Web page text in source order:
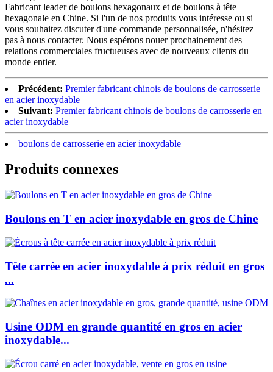
Fabricant leader de boulons hexagonaux et de boulons à tête
hexagonale en Chine. Si l'un de nos produits vous intéresse ou si
vous souhaitez discuter d'une commande personnalisée, n'hésitez
pas à nous contacter. Nous espérons nouer prochainement des
relations commerciales fructueuses avec de nouveaux clients du
monde entier.
Précédent: Premier fabricant chinois de boulons de carrosserie
en acier inoxydable
Suivant: Premier fabricant chinois de boulons de carrosserie en
acier inoxydable
boulons de carrosserie en acier inoxydable
Produits connexes
Boulons en T en acier inoxydable en gros de Chine
Tête carrée en acier inoxydable à prix réduit en gros
...
Usine ODM en grande quantité en gros en acier
inoxydable...